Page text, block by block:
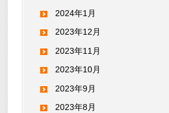
2024年1月
2023年12月
2023年11月
2023年10月
2023年9月
2023年8月